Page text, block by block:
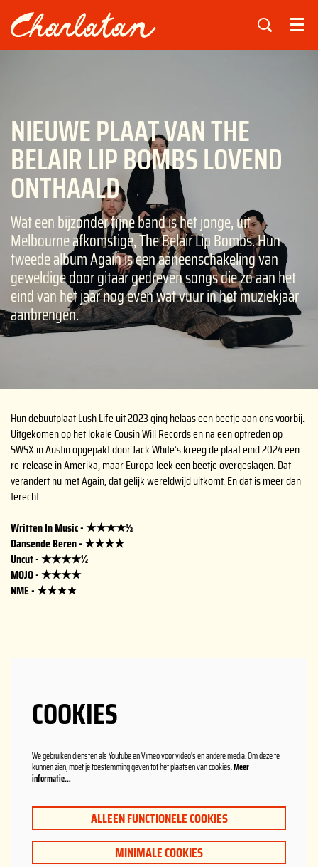
Menu
NIEUWE PLAAT VAN THE
BELAIR LIP BOMBS LOVEND
ONTHAALD
Wat een bijzonder fijne band is het jonge, uit
Melbourne afkomstige, The Belair Lip Bombs. Hun
tweede album Again is een aaneenschakeling van
geweldige door gitaar gedreven songs die zo aan het
eind van het jaar nog even wat vuur in het muziekjaar
aanbrengen.
Hun debuutplaat Lush Life uit 2023 ging helaas een beetje aan ons voorbij.
Uitgekomen op het lokale Cousin Will Records en na een optreden op
SWSX in Austin opgepakt door Jack White’s kreeg de plaat eind 2024 een
re-release in Amerika, maar Europa leek een beetje overgeslagen. Dat
verandert nu met Again, dat gelijk wereldwijd uitkomt. En dat is meer dan
terecht.
Written In Music - ★★★★½
Dansende Beren - ★★★★
Uncut - ★★★★½
MOJO - ★★★★
NME - ★★★★
COOKIES
We gebruiken diensten als Youtube en Vimeo voor video's en andere media. Om deze te
kunnen zien, moet je toestemming geven tot het plaatsen van cookies.Meer
informatie…
ALLEEN FUNCTIONELE COOKIES
MINIMALE COOKIES